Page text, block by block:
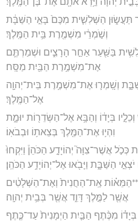
תַּעֲשׂ֑וּן הַשְּׁלִשִׁ֤ית מִכֶּם֙ בָּאֵ֣י הַשַּׁבָּ֔ת
וְשֹׁ֣מְרֵ֔י מִשְׁמֶ֖רֶת בֵּ֥ית הַמֶּֽלֶךְ׃
בַּשַּׁ֖עַר אַחַ֣ר הָרָצִ֑ים וּשְׁמַרְתֶּ֛ם
אֶת־מִשְׁמֶ֥רֶת הַבַּ֖יִת מַסָּֽח׃
וְשָֽׁמְר֛וּ אֶת־מִשְׁמֶ֥רֶת בֵּית־יְהוָ֖ה
אֶל־הַמֶּֽלֶךְ׃
בְּיָד֔וֹ וְהַבָּ֥א אֶל־הַשְּׂדֵר֖וֹת יוּמָ֑ת
וִהְי֥וּ אֶת־הַמֶּ֖לֶךְ בְּצֵאת֥וֹ וּבְבֹאֽוֹ׃
כְּכֹ֣ל אֲשֶׁר־צִוָּה֮ יְהוֹיָדָ֣ע הַכֹּהֵן֒ וַיִּקְחוּ֙
הַשַּׁבָּ֑ת וַיָּבֹ֖אוּ אֶל־יְהוֹיָדָ֥ע הַכֹּהֵֽן׃
**הַמֵּא֗וֹת אֶֽת־הַחֲנִית֙ וְאֶת־הַשְּׁלָטִ֔ים
אֲשֶׁ֖ר לַמֶּ֣לֶךְ דָּוִ֑ד אֲשֶׁ֖ר בְּבֵ֥ית יְהוָֽה׃
בְּיָד֗וֹ מִכֶּ֨תֶף הַבַּ֤יִת הַיְמָנִית֙ עַד־כֶּ֤תֶף